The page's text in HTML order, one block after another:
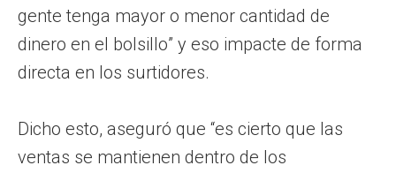
gente tenga mayor o menor cantidad de
dinero en el bolsillo” y eso impacte de forma
directa en los surtidores.
Dicho esto, aseguró que “es cierto que las
ventas se mantienen dentro de los